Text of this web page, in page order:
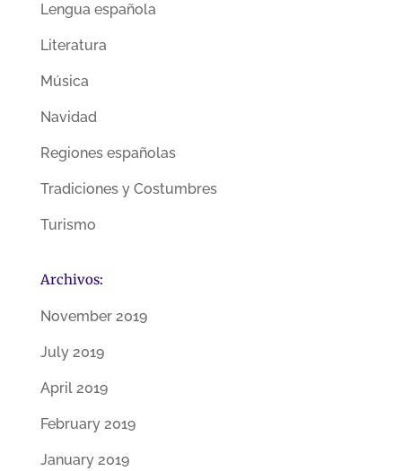
Lengua española
Literatura
Música
Navidad
Regiones españolas
Tradiciones y Costumbres
Turismo
Archivos:
November 2019
July 2019
April 2019
February 2019
January 2019